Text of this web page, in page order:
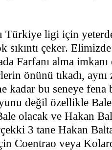
Türkiye ligi için
sıkıntı çeker.
Farfanı alma imkanı
önünü tıkadı,
kadar bu seneye fena
değil özellikle
olacak ve Hakan
3 tane Hakan
Coentrao veya